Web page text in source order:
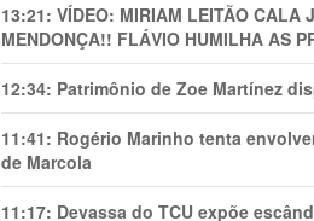
13:21: VÍDEO: MIRIAM LEITÃO CALA
MENDONÇA!! FLÁVIO HUMILHA AS
12:34: Patrimônio de Zoe Martínez
11:41: Rogério Marinho tenta
de Marcola
11:17: Devassa do TCU expõe